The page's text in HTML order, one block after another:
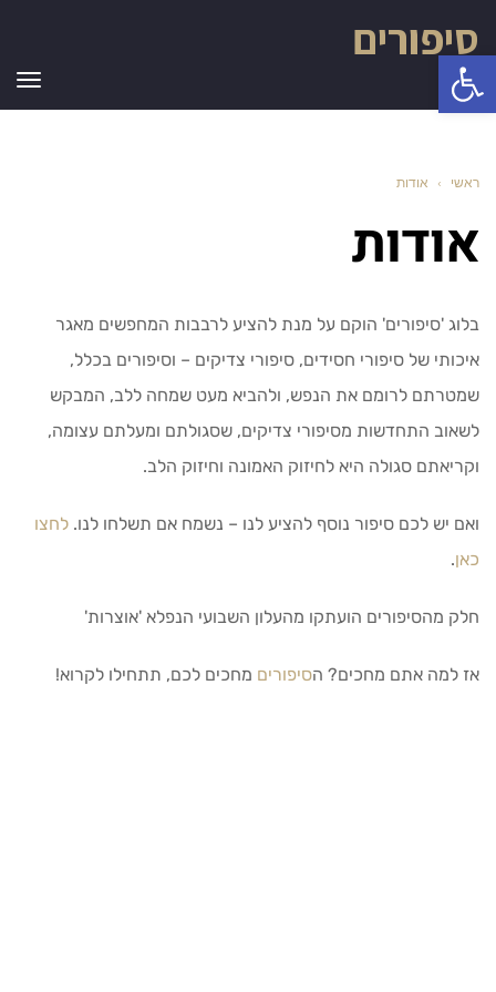
פתח סרגל נגישות
סיפורים
ראשי › אודות
אודות
בלוג 'סיפורים' הוקם על מנת להציע לרבבות המחפשים מאגר
איכותי של סיפורי חסידים, סיפורי צדיקים – וסיפורים בכלל,
שמטרתם לרומם את הנפש, ולהביא מעט שמחה ללב, המבקש
לשאוב התחדשות מסיפורי צדיקים, שסגולתם ומעלתם עצומה,
וקריאתם סגולה היא לחיזוק האמונה וחיזוק הלב.
ואם יש לכם סיפור נוסף להציע לנו – נשמח אם תשלחו לנו. לחצו
כאן.
חלק מהסיפורים הועתקו מהעלון השבועי הנפלא 'אוצרות'
אז למה אתם מחכים? הסיפורים מחכים לכם, תתחילו לקרוא!